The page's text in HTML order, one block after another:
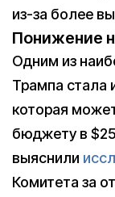
из-за более
Понижение
Одним из
Трампа стала
которая
бюджету в
выяснили
Комитета за